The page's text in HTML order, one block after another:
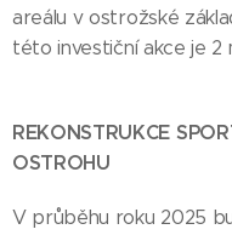
areálu v ostrožské
této investiční akce je 2
REKONSTRUKCE
OSTROHU
V průběhu roku 2025